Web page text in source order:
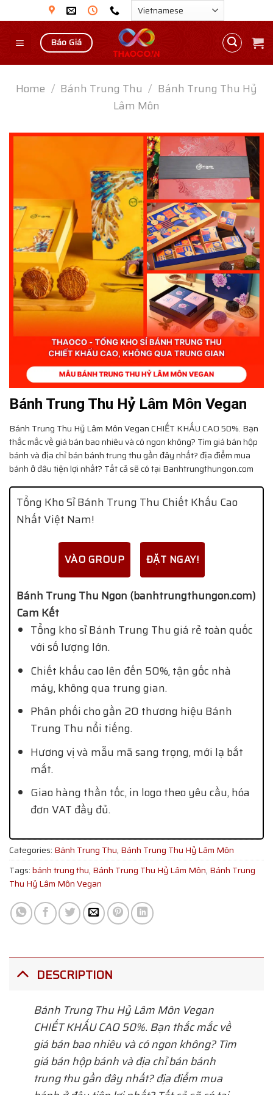
to
content
Báo Giá
Home / Bánh Trung Thu / Bánh Trung Thu Hỷ
Lâm Môn
Bánh Trung Thu Hỷ Lâm Môn Vegan
Bánh Trung Thu Hỷ Lâm Môn VeganCHIẾT KHẤU CAO 50%. Bạn
thắc mắc về giá bán bao nhiêu và có ngon không? Tìm giá bán hộp
bánh và địa chỉ bán bánh trung thu gần đây nhất? địa điểm mua
bánh ở đâu tiện lợi nhất? Tất cả sẽ có tại Banhtrungthungon.com
Tổng Kho Sỉ Bánh Trung Thu Chiết Khấu Cao
Nhất Việt Nam!
VÀO GROUP ĐẶT NGAY!
Bánh Trung Thu Ngon (banhtrungthungon.com)
Cam Kết
Tổng kho sỉ Bánh Trung Thu giá rẻ toàn quốc
với số lượng lớn.
Chiết khấu cao lên đến 50%, tận gốc nhà
máy, không qua trung gian.
Phân phối cho gần 20 thương hiệu Bánh
Trung Thu nổi tiếng.
Hương vị và mẫu mã sang trọng, mới lạ bắt
mắt.
Giao hàng thần tốc, in logo theo yêu cầu, hóa
đơn VAT đầy đủ.
Categories: Bánh Trung Thu, Bánh Trung Thu Hỷ Lâm Môn
Tags:bánh trung thu, Bánh Trung Thu Hỷ Lâm Môn, Bánh Trung
Thu Hỷ Lâm Môn Vegan
DESCRIPTION
Bánh Trung Thu Hỷ Lâm Môn Vegan
CHIẾT KHẤU CAO 50%. Bạn thắc mắc về
giá bán bao nhiêu và có ngon không? Tìm
giá bán hộp bánh và địa chỉ bán bánh
trung thu gần đây nhất? địa điểm mua